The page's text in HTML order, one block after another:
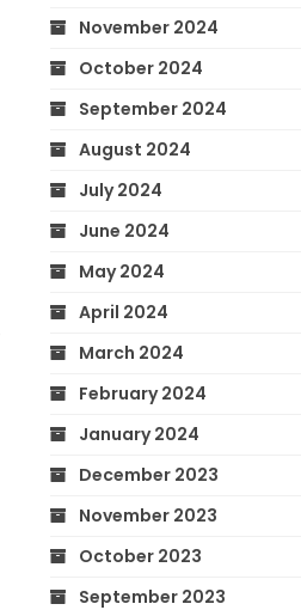
November 2024
October 2024
September 2024
August 2024
July 2024
June 2024
May 2024
April 2024
March 2024
February 2024
January 2024
December 2023
November 2023
October 2023
September 2023